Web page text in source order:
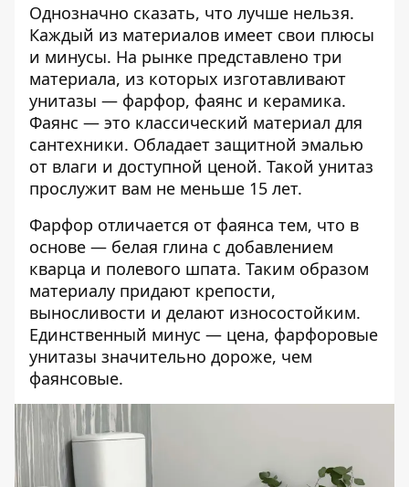
Однозначно сказать, что лучше нельзя.
Каждый из материалов имеет свои плюсы
и минусы. На рынке представлено три
материала, из которых изготавливают
унитазы — фарфор, фаянс и керамика.
Фаянс — это классический материал для
сантехники. Обладает защитной эмалью
от влаги и доступной ценой. Такой унитаз
прослужит вам не меньше 15 лет.
Фарфор отличается от фаянса тем, что в
основе — белая глина с добавлением
кварца и полевого шпата. Таким образом
материалу придают крепости,
выносливости и делают износостойким.
Единственный минус — цена, фарфоровые
унитазы значительно дороже, чем
фаянсовые.